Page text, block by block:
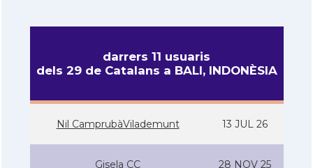
darrers 11 usuaris
dels 29 de Catalans a BALI, INDONÈSIA
Nil CamprubàVilademunt 13 JUL 26
Gisela CC 28 NOV 25